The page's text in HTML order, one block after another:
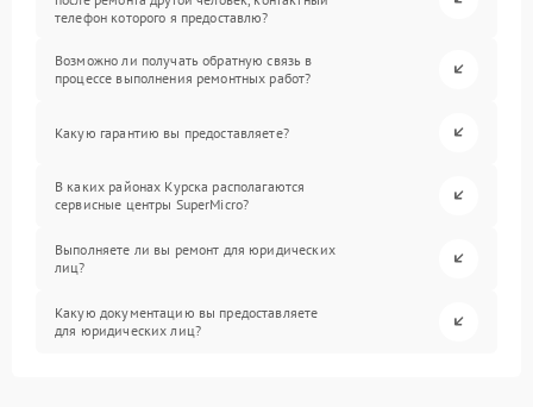
телефон которого я предоставлю?
Возможно ли получать обратную связь в
процессе выполнения ремонтных работ?
Какую гарантию вы предоставляете?
В каких районах Курска располагаются
сервисные центры SuperMicro?
Выполняете ли вы ремонт для юридических
лиц?
Какую документацию вы предоставляете
для юридических лиц?